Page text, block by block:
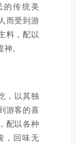
的传统美
而受到游
料，配以
。
，以其独
游客的喜
配以各种
，回味无